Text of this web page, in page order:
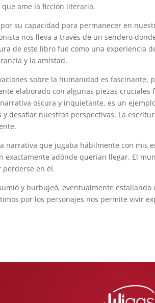
ame la ficción literaria.
su capacidad para permanecer en
nos lleva a través de un sendero
de este libro fue como una experiencia
y la amistad.
sobre la humanidad es fascinante,
elaborado con algunas piezas
oscura y inquietante, es un
desafiar nuestras perspectivas. La
narrativa que jugaba hábilmente con mis
exactamente adónde querían llegar. El
en él.
y burbujeó, eventualmente
por los personajes nos permite vivir